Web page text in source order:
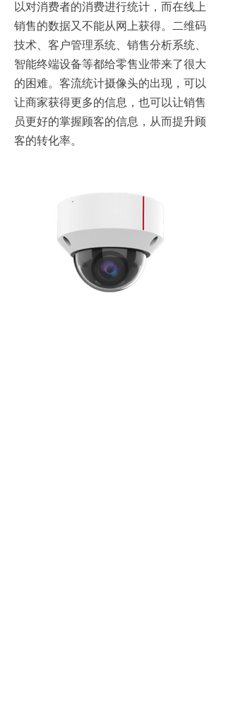
以对消费者的消费进行统计，而在线上
销售的数据又不能从网上获得。二维码
技术、客户管理系统、销售分析系统、
智能终端设备等都给零售业带来了很大
的困难。客流统计摄像头的出现，可以
让商家获得更多的信息，也可以让销售
员更好的掌握顾客的信息，从而提升顾
客的转化率。